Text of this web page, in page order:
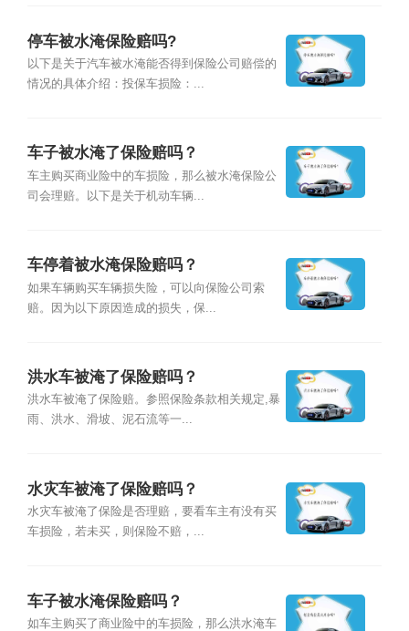
停车被水淹保险赔吗?
以下是关于汽车被水淹能否得到保险公司赔偿的
情况的具体介绍：投保车损险：...
车子被水淹了保险赔吗？
车主购买商业险中的车损险，那么被水淹保险公
司会理赔。以下是关于机动车辆...
车停着被水淹保险赔吗？
如果车辆购买车辆损失险，可以向保险公司索
赔。因为以下原因造成的损失，保...
洪水车被淹了保险赔吗？
洪水车被淹了保险赔。参照保险条款相关规定,暴
雨、洪水、滑坡、泥石流等一...
水灾车被淹了保险赔吗？
水灾车被淹了保险是否理赔，要看车主有没有买
车损险，若未买，则保险不赔，...
车子被水淹保险赔吗？
如车主购买了商业险中的车损险，那么洪水淹车